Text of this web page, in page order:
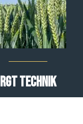
RGT Technik